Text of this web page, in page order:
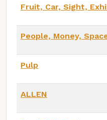
Fruit, Car, Sight,
People, Money,
Pulp
ALLEN